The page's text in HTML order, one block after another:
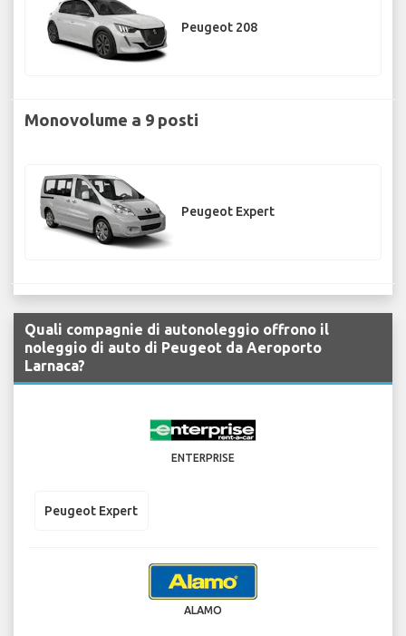
Peugeot 208
Monovolume a 9 posti
Peugeot Expert
Quali compagnie di autonoleggio offrono il
noleggio di auto di Peugeot da Aeroporto
Larnaca?
ENTERPRISE
Peugeot Expert
ALAMO